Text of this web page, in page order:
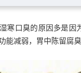
寒口臭的原因多是
能减弱，胃中陈留腐